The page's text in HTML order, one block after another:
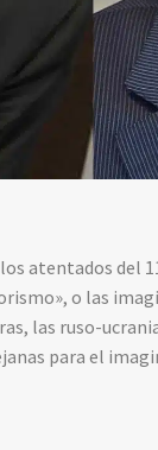
atentados del
o las
las ruso-
para el